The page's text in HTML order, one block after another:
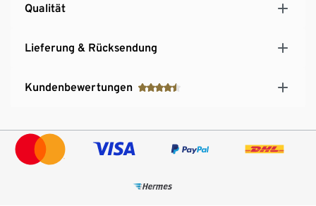
Qualität
Lieferung & Rücksendung
Kundenbewertungen